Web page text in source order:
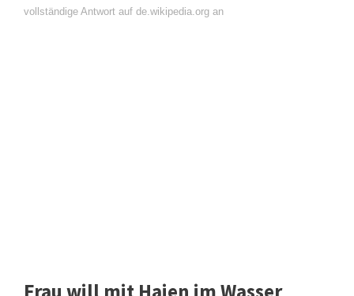
vollständige Antwort auf de.wikipedia.org an